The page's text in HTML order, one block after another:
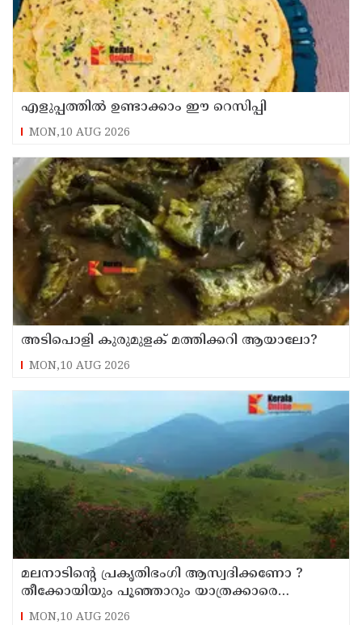
എളുപ്പത്തിൽ ഉണ്ടാക്കാം ഈ റെസിപ്പി
MON,10 AUG 2026
അടിപൊളി കുരുമുളക് മത്തിക്കറി ആയാലോ?
MON,10 AUG 2026
മലനാടിന്റെ പ്രകൃതിഭംഗി ആസ്വദിക്കണോ ?
തീക്കോയിയും പൂഞ്ഞാറും യാത്രക്കാരെ
വിളിക്കുന്നു
MON,10 AUG 2026